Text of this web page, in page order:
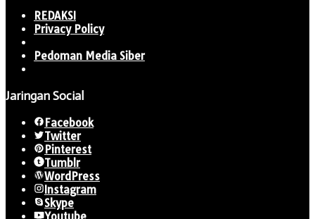
REDAKSI
Privacy Policy
Pedoman Media Siber
Jaringan Social
Facebook
Twitter
Pinterest
Tumblr
WordPress
Instagram
Skype